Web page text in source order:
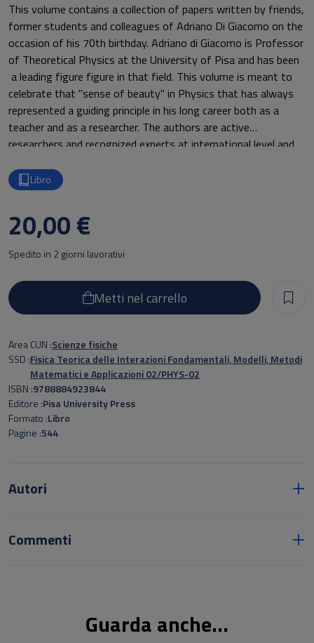
This volume contains a collection of papers written by friends,
former students and colleagues of Adriano Di Giacomo on the
occasion of his 70th birthday. Adriano di Giacomo is Professor
of Theoretical Physics at the University of Pisa and has been
a leading figure figure in that field. This volume is meant to
celebrate that "sense of beauty" in Physics that has always
represented a guiding principle in his long career both as a
teacher and as a researcher. The authors are active
researchers and recognized experts at international level and
subjects in fundamental Physics such as Elementary Particle
Physics, Quantum Field Theory, Quantum Chromo-Dynamics,
providing a valuable reference for all active researchers in
Libro
20,00 €
Metti nel carrello
Spedito in 2 giorni lavorativi
Area CUN Scienze fisiche
SSD Fisica Teorica delle Interazioni Fondamentali, Modelli, Metodi
Matematici e Applicazioni 02/PHYS-02
ISBN 9788884923844
Editore Pisa University Press
Formato Libro
Pagine 544
Autori
Commenti
Guarda anche...